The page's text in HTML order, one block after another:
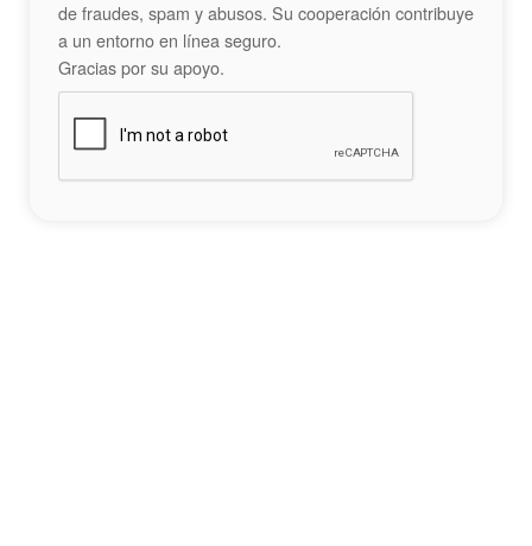
de fraudes, spam y abusos. Su cooperación contribuye
a un entorno en línea seguro.
Gracias por su apoyo.